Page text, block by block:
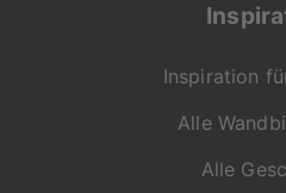
Inspiration
Alle
Alle